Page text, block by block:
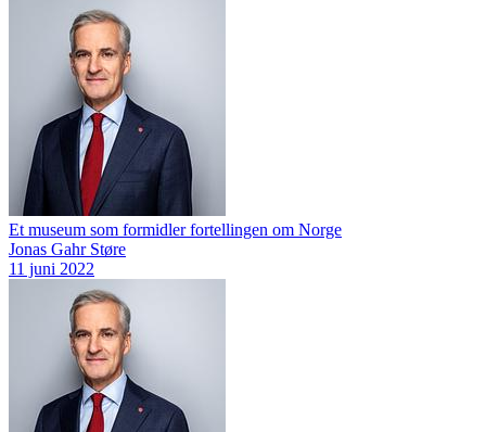
Et museum som formidler fortellingen om Norge
Jonas Gahr Støre
11 juni 2022